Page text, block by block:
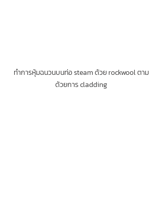
ทำการหุ้มฉนวนบนท่อ steam ด้วย rockwool ตาม
ด้วยการ cladding